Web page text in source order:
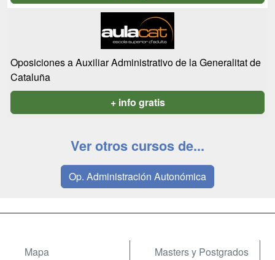
Oposiciones a Auxiliar Administrativo de la Generalitat de
Cataluña
+ info gratis
Ver otros cursos de...
Op. Administración Autonómica
Mapa
Masters y Postgrados